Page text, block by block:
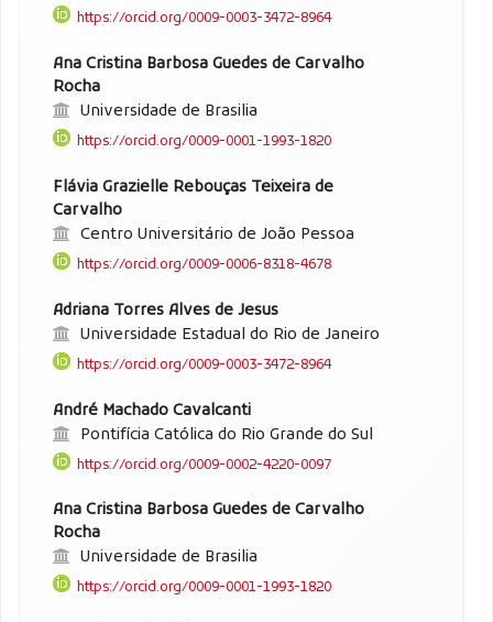
https://orcid.org/0009-0003-3472-8964
Ana Cristina Barbosa Guedes de Carvalho
Rocha
Universidade de Brasilia
https://orcid.org/0009-0001-1993-1820
Flávia Grazielle Rebouças Teixeira de
Carvalho
Centro Universitário de João Pessoa
https://orcid.org/0009-0006-8318-4678
Adriana Torres Alves de Jesus
Universidade Estadual do Rio de Janeiro
https://orcid.org/0009-0003-3472-8964
André Machado Cavalcanti
Pontifícia Católica do Rio Grande do Sul
https://orcid.org/0009-0002-4220-0097
Ana Cristina Barbosa Guedes de Carvalho
Rocha
Universidade de Brasilia
https://orcid.org/0009-0001-1993-1820